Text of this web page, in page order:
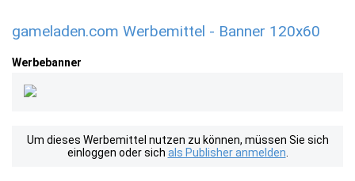
gameladen.com Werbemittel - Banner 120x60
Werbebanner
Um dieses Werbemittel nutzen zu können, müssen Sie sich
einloggen oder sich als Publisher anmelden